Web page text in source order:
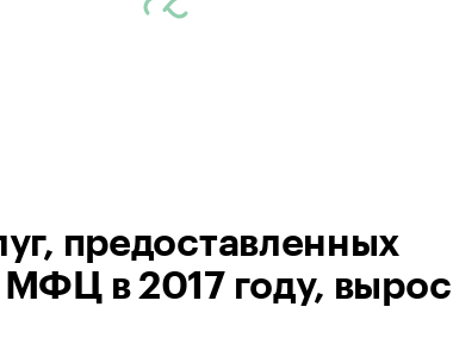
предоставленных
в 2017 году,